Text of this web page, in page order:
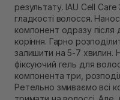
результату. IAU Cell
гладкості волосся.
компонент одразу після
коріння. Гарно
залишити на 5-7 хвилин.
фіксуючий гель для
компонента три,
Ретельно змиваємо всі